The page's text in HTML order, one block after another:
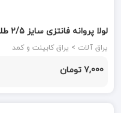
لولا پروانه فانتزی سایز 2/5 طلایی
یراق آلات > یراق کابینت و کمد
7,000 تومان